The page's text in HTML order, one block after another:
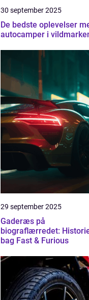
30 september 2025
De bedste oplevelser
autocamper i
29 september 2025
Gaderæs på
biograflærredet:
bag Fast & Furious